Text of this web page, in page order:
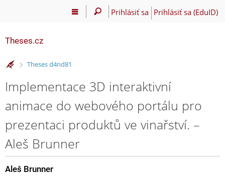
Prihlásiť sa Prihlásiť sa (EduID)
Theses.cz
>
Theses d4nd81
Implementace 3D interaktivní
animace do webového portálu pro
prezentaci produktů ve vinařství. –
Aleš Brunner
Aleš Brunner